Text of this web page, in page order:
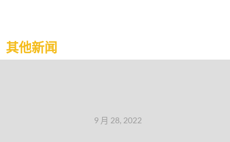
其他新闻
9 月 28, 2022